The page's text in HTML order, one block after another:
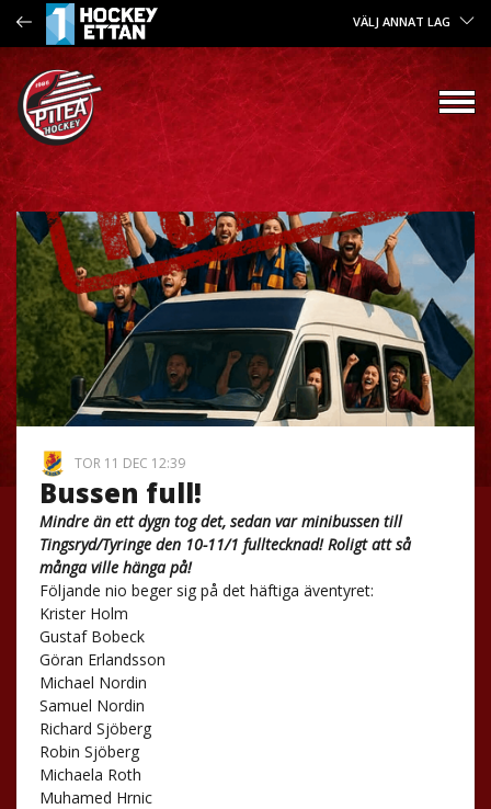
VÄLJ ANNAT LAG
TOR 11 DEC 12:39
Bussen full!
Mindre än ett dygn tog det, sedan var minibussen till
Tingsryd/Tyringe den 10-11/1 fulltecknad! Roligt att så
många ville hänga på!
Följande nio beger sig på det häftiga äventyret:
Krister Holm
Gustaf Bobeck
Göran Erlandsson
Michael Nordin
Samuel Nordin
Richard Sjöberg
Robin Sjöberg
Michaela Roth
Muhamed Hrnic